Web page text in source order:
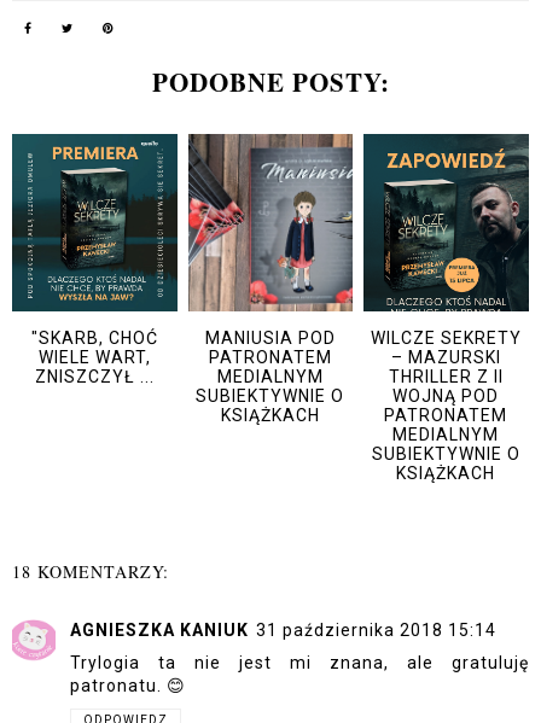
PODOBNE POSTY:
"SKARB, CHOĆ
WIELE WART,
ZNISZCZYŁ ...
MANIUSIA POD
PATRONATEM
MEDIALNYM
SUBIEKTYWNIE O
KSIĄŻKACH
WILCZE SEKRETY
– MAZURSKI
THRILLER Z II
WOJNĄ POD
PATRONATEM
MEDIALNYM
SUBIEKTYWNIE O
KSIĄŻKACH
18 KOMENTARZY:
AGNIESZKA KANIUK 31 października 2018 15:14
Trylogia ta nie jest mi znana, ale gratuluję
patronatu. 😊
ODPOWIEDZ